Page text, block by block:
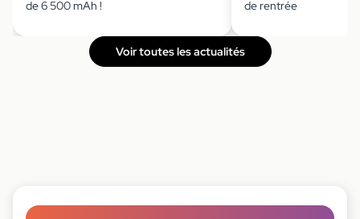
de 6 500 mAh !
de rentrée
Voir toutes les actualités